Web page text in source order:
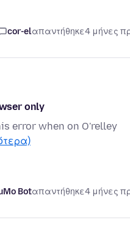
cor-elαπαντήθηκε4 μήνες
only
error when on O'relley
Botαπαντήθηκε4 μήνες